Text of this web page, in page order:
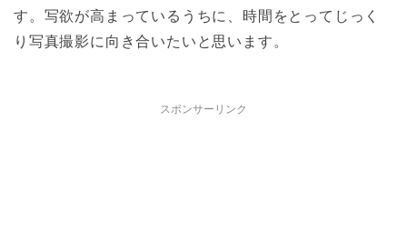
す。写欲が高まっているうちに、時間をとってじっく
り写真撮影に向き合いたいと思います。
スポンサーリンク